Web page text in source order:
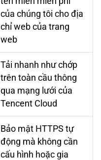
của chúng tôi cho địa
chỉ web của trang
web
Tải nhanh như chớp
trên toàn cầu thông
qua mạng lưới của
Tencent Cloud
Bảo mật HTTPS tự
động mà không cần
cấu hình hoặc gia